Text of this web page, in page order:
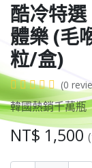
酷冷特
體樂 (毛
粒/盒)
(0
韓國熱銷千萬瓶
NT$ 1,500